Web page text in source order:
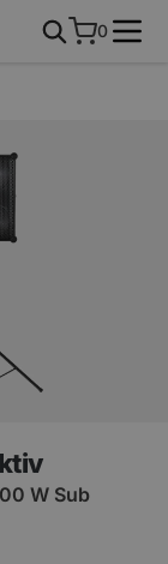
0
W Sub